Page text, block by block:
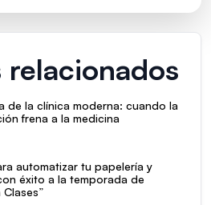
de la clínica moderna: cuando la
frena a la medicina
automatizar tu papelería y
éxito a la temporada de
Clases”